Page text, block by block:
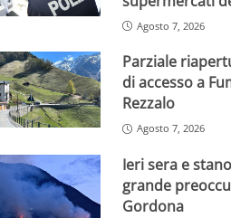
Agosto 7, 2026
Parziale
di accesso a
Rezzalo
Agosto 7, 2026
Ieri sera e
grande
Gordona